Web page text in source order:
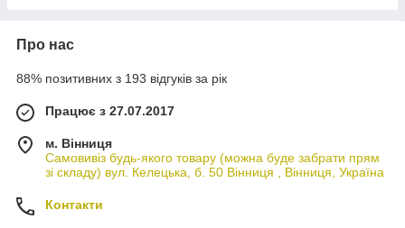
Про нас
88% позитивних з 193 відгуків за рік
Працює з 27.07.2017
м. Вінниця
Самовивіз будь-якого товару (можна буде забрати прям
зі складу) вул. Келецька, б. 50 Вінниця , Вінниця, Україна
Контакти